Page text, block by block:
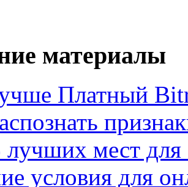
материалы
Платный
мест для
условия для